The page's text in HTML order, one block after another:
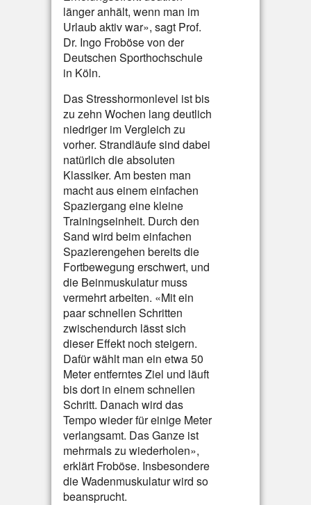
länger anhält, wenn man im
Urlaub aktiv war», sagt Prof.
Dr. Ingo Froböse von der
Deutschen Sporthochschule
in Köln.
Das Stresshormonlevel ist bis
zu zehn Wochen lang deutlich
niedriger im Vergleich zu
vorher. Strandläufe sind dabei
natürlich die absoluten
Klassiker. Am besten man
macht aus einem einfachen
Spaziergang eine kleine
Trainingseinheit. Durch den
Sand wird beim einfachen
Spazierengehen bereits die
Fortbewegung erschwert, und
die Beinmuskulatur muss
vermehrt arbeiten. «Mit ein
paar schnellen Schritten
zwischendurch lässt sich
dieser Effekt noch steigern.
Dafür wählt man ein etwa 50
Meter entferntes Ziel und läuft
bis dort in einem schnellen
Schritt. Danach wird das
Tempo wieder für einige Meter
verlangsamt. Das Ganze ist
mehrmals zu wiederholen»,
erklärt Froböse. Insbesondere
die Wadenmuskulatur wird so
beansprucht.